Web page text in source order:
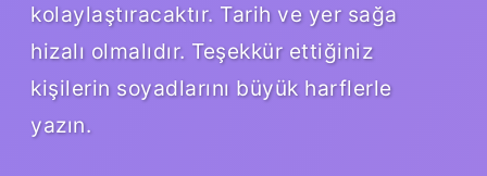
kolaylaştıracaktır. Tarih ve yer sağa
hizalı olmalıdır. Teşekkür ettiğiniz
kişilerin soyadlarını büyük harflerle
yazın.